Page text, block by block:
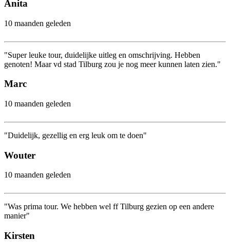
Anita
10 maanden geleden
"Super leuke tour, duidelijke uitleg en omschrijving. Hebben
genoten! Maar vd stad Tilburg zou je nog meer kunnen laten zien."
Marc
10 maanden geleden
"Duidelijk, gezellig en erg leuk om te doen"
Wouter
10 maanden geleden
"Was prima tour. We hebben wel ff Tilburg gezien op een andere
manier"
Kirsten